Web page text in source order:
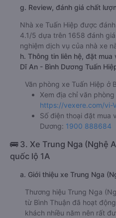
g. Review, đánh giá chất
Nhà xe Tuấn Hiệp được
4.1/5 dựa trên 1658 đánh
nghiệm dịch vụ của nhà xe
h. Thông tin liên hệ, đặt
Dĩ An - Bình Dương Tuấn
Văn phòng xe Tuấn Hiệp ở
Xem địa chỉ văn
https://vexere.com/vi-
Số điện thoại đặt mua
Dương: 1900 888684
🚌 3. Xe Trung Nga (Nghệ
quốc lộ 1A
a. Giới thiệu xe Trung Nga
Thương hiệu Trung Nga
từ Bình Thuận đã hoạt
khách nhiều năm nên rất